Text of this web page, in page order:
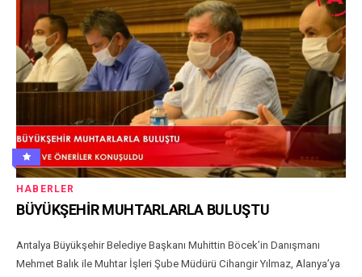
HABERLER
BÜYÜKŞEHİR MUHTARLARLA BULUŞTU
Antalya Büyükşehir Belediye Başkanı Muhittin Böcek’in Danışmanı
Mehmet Balık ile Muhtar İşleri Şube Müdürü Cihangir Yılmaz, Alanya’ya